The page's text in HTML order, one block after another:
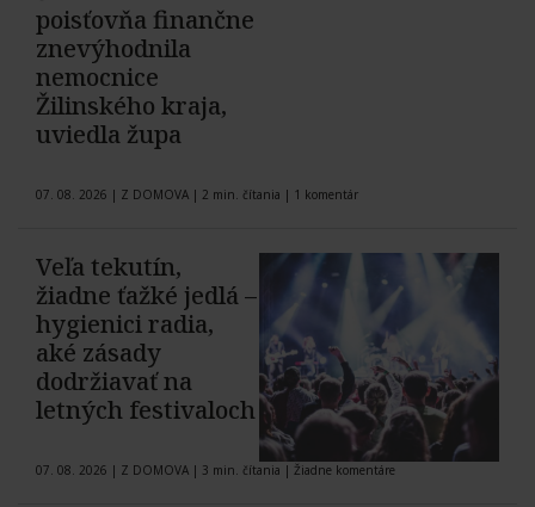
poisťovňa finančne
znevýhodnila
nemocnice
Žilinského kraja,
uviedla župa
07. 08. 2026 | Z DOMOVA | 2 min. čítania | 1 komentár
Veľa tekutín,
žiadne ťažké jedlá –
hygienici radia,
aké zásady
dodržiavať na
letných festivaloch
07. 08. 2026 | Z DOMOVA | 3 min. čítania | Žiadne komentáre